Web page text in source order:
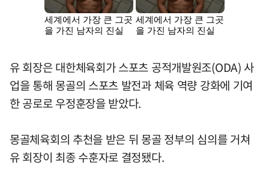
유 회장은 대한체육회가 스포츠 공적개발원조(ODA) 사
업을 통해 몽골의 스포츠 발전과 체육 역량 강화에 기여
한 공로로 우정훈장을 받았다.
몽골체육회의 추천을 받은 뒤 몽골 정부의 심의를 거쳐
유 회장이 최종 수훈자로 결정됐다.